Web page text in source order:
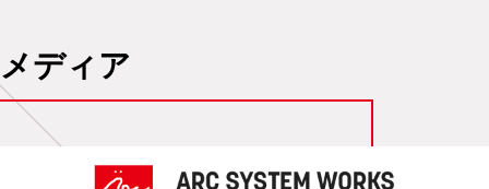
メディア